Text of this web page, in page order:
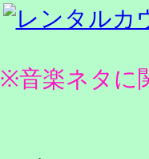
※音楽ネタに